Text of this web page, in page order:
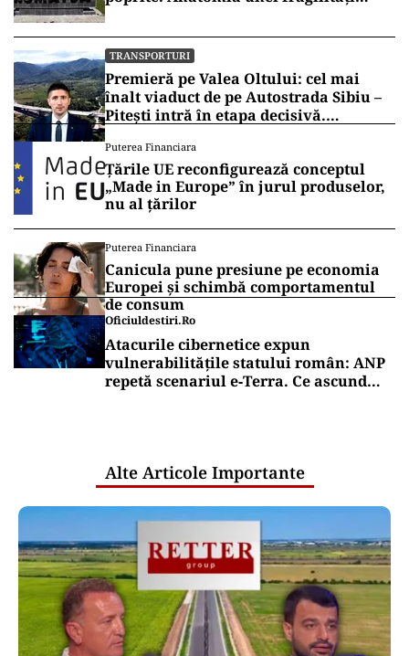
TRANSPORTURI
Premieră pe Valea Oltului: cel mai
înalt viaduct de pe Autostrada Sibiu –
Pitești intră în etapa decisivă.
anunță unde s-a ajuns cu lucrările
(VIDEO)
Puterea Financiara
Țările UE reconfigurează conceptul
„Made in Europe” în jurul produselor,
nu al țărilor
Puterea Financiara
Canicula pune presiune pe economia
Europei și schimbă comportamentul
de consum
Oficiuldestiri.ro
Atacurile cibernetice expun
vulnerabilitățile statului român: ANP
repetă scenariul e‑Terra. Ce ascund
Alte Articole Importante